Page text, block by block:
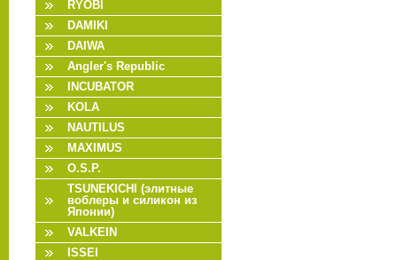
RYOBI
DAMIKI
DAIWA
Angler's Republic
INCUBATOR
KOLA
NAUTILUS
MAXIMUS
O.S.P.
TSUNEKICHI (элитные
воблеры и силикон из
Японии)
VALKEIN
ISSEI